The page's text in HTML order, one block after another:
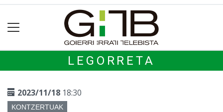
LEGORRETA
2023/11/18 18:30
KONTZERTUAK